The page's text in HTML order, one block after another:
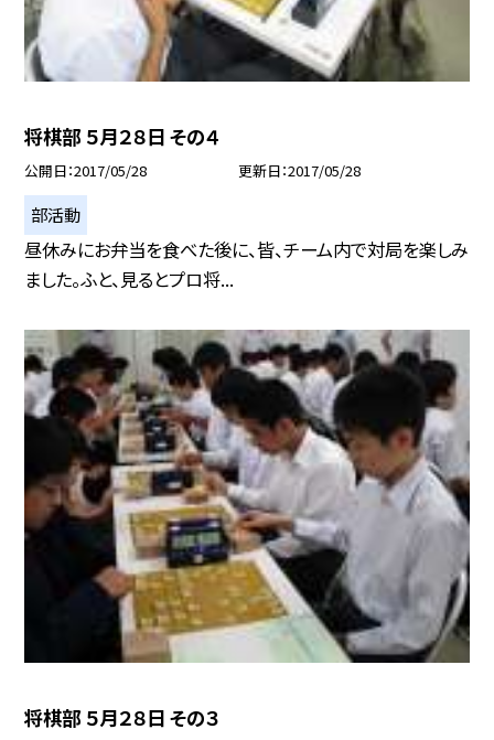
将棋部 ５月２８日 その４
公開日 2017/05/28 更新日 2017/05/28
部活動
昼休みにお弁当を食べた後に、皆、チーム内で対局を楽しみ
ました。ふと、見るとプロ将...
将棋部 ５月２８日 その３